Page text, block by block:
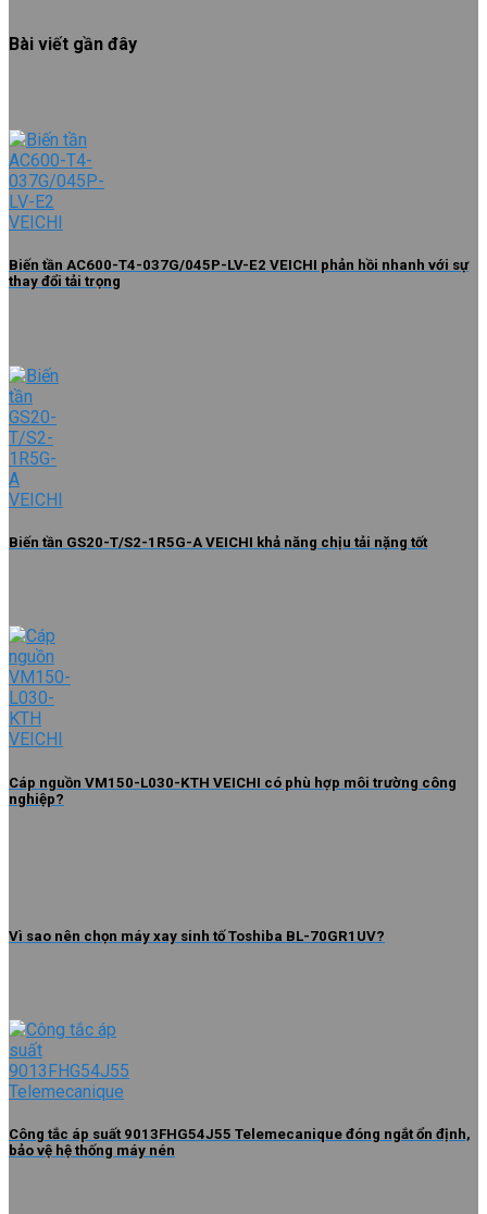
Bài viết gần đây
Biến tần AC600-T4-037G/045P-LV-E2 VEICHI phản hồi nhanh với sự
thay đổi tải trọng
Biến tần GS20-T/S2-1R5G-A VEICHI khả năng chịu tải nặng tốt
Cáp nguồn VM150-L030-KTH VEICHI có phù hợp môi trường công
nghiệp?
Vì sao nên chọn máy xay sinh tố Toshiba BL-70GR1UV?
Công tắc áp suất 9013FHG54J55 Telemecanique đóng ngắt ổn định,
bảo vệ hệ thống máy nén